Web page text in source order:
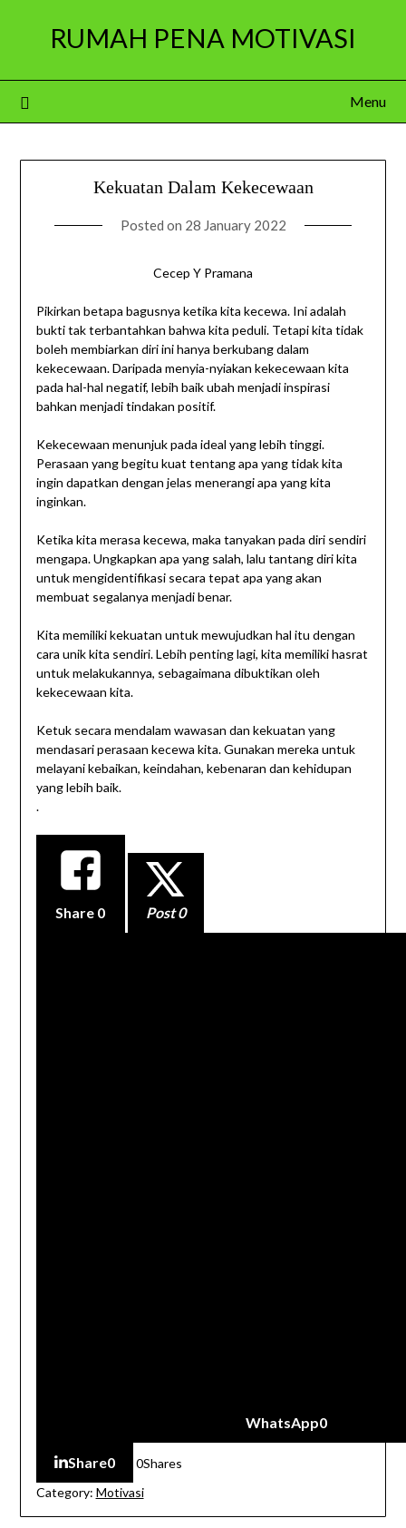
RUMAH PENA MOTIVASI
Menu
Kekuatan Dalam Kekecewaan
Posted on 28 January 2022
Cecep Y Pramana
Pikirkan betapa bagusnya ketika kita kecewa. Ini adalah
bukti tak terbantahkan bahwa kita peduli. Tetapi kita tidak
boleh membiarkan diri ini hanya berkubang dalam
kekecewaan. Daripada menyia-nyiakan kekecewaan kita
pada hal-hal negatif, lebih baik ubah menjadi inspirasi
bahkan menjadi tindakan positif.
Kekecewaan menunjuk pada ideal yang lebih tinggi.
Perasaan yang begitu kuat tentang apa yang tidak kita
ingin dapatkan dengan jelas menerangi apa yang kita
inginkan.
Ketika kita merasa kecewa, maka tanyakan pada diri sendiri
mengapa. Ungkapkan apa yang salah, lalu tantang diri kita
untuk mengidentifikasi secara tepat apa yang akan
membuat segalanya menjadi benar.
Kita memiliki kekuatan untuk mewujudkan hal itu dengan
cara unik kita sendiri. Lebih penting lagi, kita memiliki hasrat
untuk melakukannya, sebagaimana dibuktikan oleh
kekecewaan kita.
Ketuk secara mendalam wawasan dan kekuatan yang
mendasari perasaan kecewa kita. Gunakan mereka untuk
melayani kebaikan, keindahan, kebenaran dan kehidupan
yang lebih baik.
.
Share 0 Post 0
WhatsApp0
Share0 0Shares
Category: Motivasi